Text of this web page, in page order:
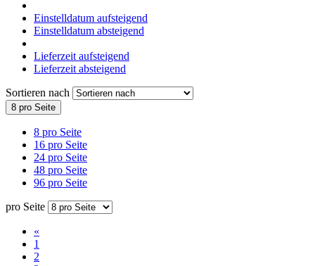
Einstelldatum aufsteigend
Einstelldatum absteigend
Lieferzeit aufsteigend
Lieferzeit absteigend
Sortieren nach
8 pro Seite
8 pro Seite
16 pro Seite
24 pro Seite
48 pro Seite
96 pro Seite
pro Seite
«
1
2